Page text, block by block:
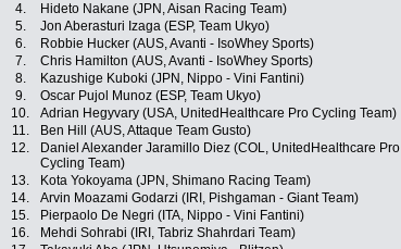
4.
Hideto Nakane (JPN, Aisan Racing Team)
5.
Jon Aberasturi Izaga (ESP, Team Ukyo)
6.
Robbie Hucker (AUS, Avanti - IsoWhey Sports)
7.
Chris Hamilton (AUS, Avanti - IsoWhey Sports)
8.
Kazushige Kuboki (JPN, Nippo - Vini Fantini)
9.
Oscar Pujol Munoz (ESP, Team Ukyo)
10.
Adrian Hegyvary (USA, UnitedHealthcare Pro Cycling Team)
11.
Ben Hill (AUS, Attaque Team Gusto)
12.
Daniel Alexander Jaramillo Diez (COL, UnitedHealthcare Pro
Cycling Team)
13. Kota Yokoyama (JPN, Shimano Racing Team)
14.
Arvin Moazami Godarzi (IRI, Pishgaman - Giant Team)
15.
Pierpaolo De Negri (ITA, Nippo - Vini Fantini)
16.
Mehdi Sohrabi (IRI, Tabriz Shahrdari Team)